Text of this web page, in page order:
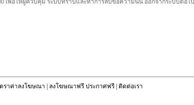
เพื่อให้ผู้ควบคุม ระบบทราบและทำการลบข้อความนั้น ออกจากระบบต่อไป
ราค่าลงโฆษณา | ลงโฆษณาฟรี ประกาศฟรี| ติดต่อเรา